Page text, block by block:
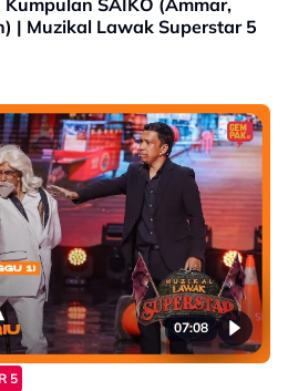
SAIKO (Ammar,
| Muzikal Lawak Superstar 5
07:08
5